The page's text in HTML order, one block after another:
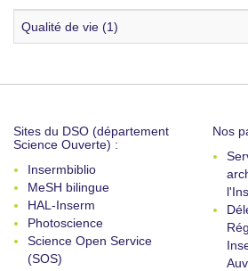
Qualité de vie (1)
Sites du DSO (département
Science Ouverte) :
Insermbiblio
MeSH bilingue
HAL-Inserm
Photoscience
Science Open Service
(SOS)
Nos